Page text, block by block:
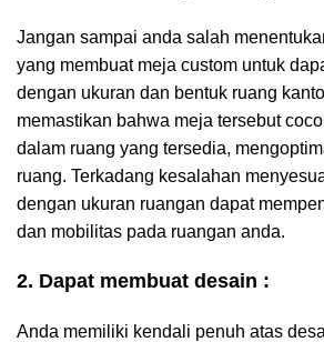
Jangan sampai anda salah
yang membuat meja custom untuk
dengan ukuran dan bentuk ruang
memastikan bahwa meja tersebut
dalam ruang yang tersedia,
ruang. Terkadang kesalahan
dengan ukuran ruangan dapat
dan mobilitas pada ruangan anda.
2. Dapat membuat desain :
Anda memiliki kendali penuh atas